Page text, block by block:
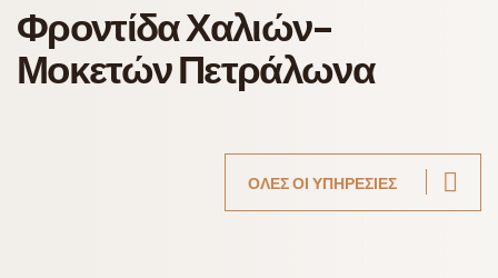
Φροντίδα Χαλιών-
Μοκετών Πετράλωνα
ΟΛΕΣ ΟΙ ΥΠΗΡΕΣΙΕΣ